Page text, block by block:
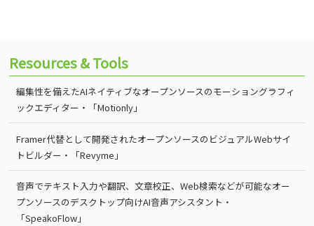
Resources & Tools
編集性を備えたAIネイティブなオープンソースのモーショングラフィ
ックエディター・「Motionly」
Framer代替として開発されたオープンソースのビジュアルWebサイ
トビルダー・「Revyme」
音声でテキスト入力や翻訳、文章校正、Web検索などが可能なオー
プンソースのデスクトップ向けAI音声アシスタント・
「SpeakoFlow」